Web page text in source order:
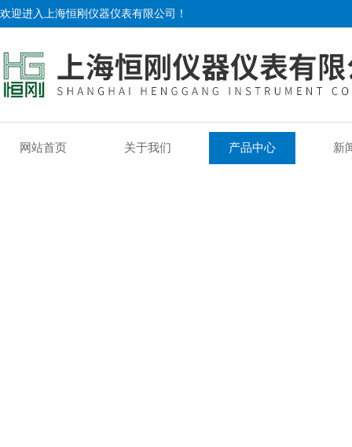
欢迎进入上海恒刚仪器仪表有限公司！
网站首页 关于我们 产品中心 新